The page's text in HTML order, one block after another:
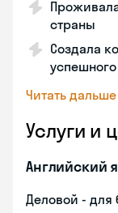
страны
Создала
Читать дальше
Услуги и
Английский
Деловой - для